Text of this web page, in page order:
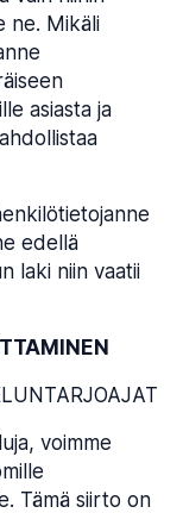
ne. Mikäli
asiasta ja
edellä
laki niin vaatii
voimme
Tämä siirto on